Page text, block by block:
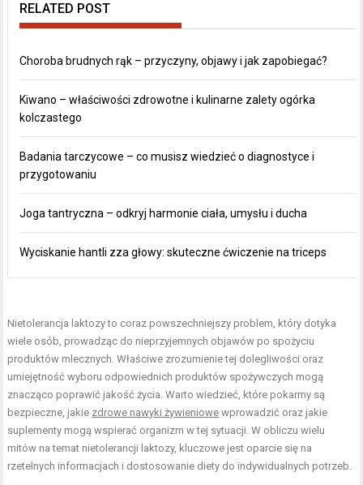
RELATED POST
Choroba brudnych rąk – przyczyny, objawy i jak zapobiegać?
Kiwano – właściwości zdrowotne i kulinarne zalety ogórka
kolczastego
Badania tarczycowe – co musisz wiedzieć o diagnostyce i
przygotowaniu
Joga tantryczna – odkryj harmonie ciała, umysłu i ducha
Wyciskanie hantli zza głowy: skuteczne ćwiczenie na triceps
Nietolerancja laktozy to coraz powszechniejszy problem, który dotyka
wiele osób, prowadząc do nieprzyjemnych objawów po spożyciu
produktów mlecznych. Właściwe zrozumienie tej dolegliwości oraz
umiejętność wyboru odpowiednich produktów spożywczych mogą
znacząco poprawić jakość życia. Warto wiedzieć, które pokarmy są
bezpieczne, jakie zdrowe nawyki żywieniowe wprowadzić oraz jakie
suplementy mogą wspierać organizm w tej sytuacji. W obliczu wielu
mitów na temat nietolerancji laktozy, kluczowe jest oparcie się na
rzetelnych informacjach i dostosowanie diety do indywidualnych potrzeb.